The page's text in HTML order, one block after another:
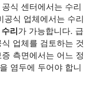
식 센터에서는 수리
공식 업체에서는 수리
리 가 가능합니다. 급
업체를 검토하는 것
측면에서는 어느 정
염두에 두어야 합니